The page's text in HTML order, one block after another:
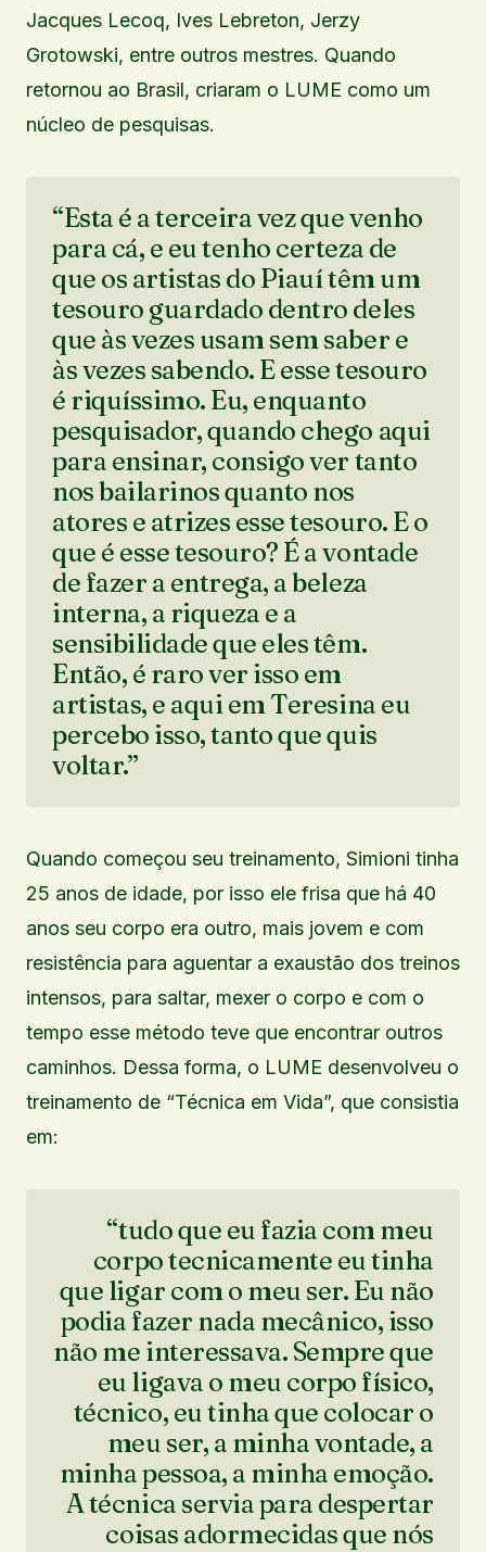
Jacques Lecoq, Ives Lebreton, Jerzy
Grotowski, entre outros mestres. Quando
retornou ao Brasil, criaram o LUME como um
núcleo de pesquisas.
“Esta é a terceira vez que venho
para cá, e eu tenho certeza de
que os artistas do Piauí têm um
tesouro guardado dentro deles
que às vezes usam sem saber e
às vezes sabendo. E esse tesouro
é riquíssimo. Eu, enquanto
pesquisador, quando chego aqui
para ensinar, consigo ver tanto
nos bailarinos quanto nos
atores e atrizes esse tesouro. E o
que é esse tesouro? É a vontade
de fazer a entrega, a beleza
interna, a riqueza e a
sensibilidade que eles têm.
Então, é raro ver isso em
artistas, e aqui em Teresina eu
percebo isso, tanto que quis
voltar.”
Quando começou seu treinamento, Simioni tinha
25 anos de idade, por isso ele frisa que há 40
anos seu corpo era outro, mais jovem e com
resistência para aguentar a exaustão dos treinos
intensos, para saltar, mexer o corpo e com o
tempo esse método teve que encontrar outros
caminhos. Dessa forma, o LUME desenvolveu o
treinamento de “Técnica em Vida”, que consistia
em:
“tudo que eu fazia com meu
corpo tecnicamente eu tinha
que ligar com o meu ser. Eu não
podia fazer nada mecânico, isso
não me interessava. Sempre que
eu ligava o meu corpo físico,
técnico, eu tinha que colocar o
meu ser, a minha vontade, a
minha pessoa, a minha emoção.
A técnica servia para despertar
coisas adormecidas que nós